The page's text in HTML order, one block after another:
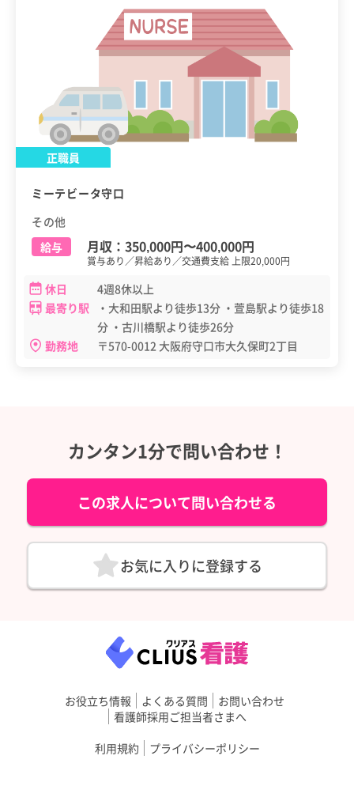
正職員
ミーテビータ守口
その他
給与
月収： 350,000円〜400,000円
賞与あり／昇給あり／交通費支給 上限20,000円
休日
4週8休以上
最寄り駅
・大和田駅より徒歩13分 ・萱島駅より徒歩18
分 ・古川橋駅より徒歩26分
勤務地
〒570-0012 大阪府守口市大久保町2丁目
カンタン1分で問い合わせ！
この求人について問い合わせる
お気に入りに登録する
お役立ち情報 よくある質問
お問い合わせ
看護師採用ご担当者さまへ
利用規約
プライバシーポリシー